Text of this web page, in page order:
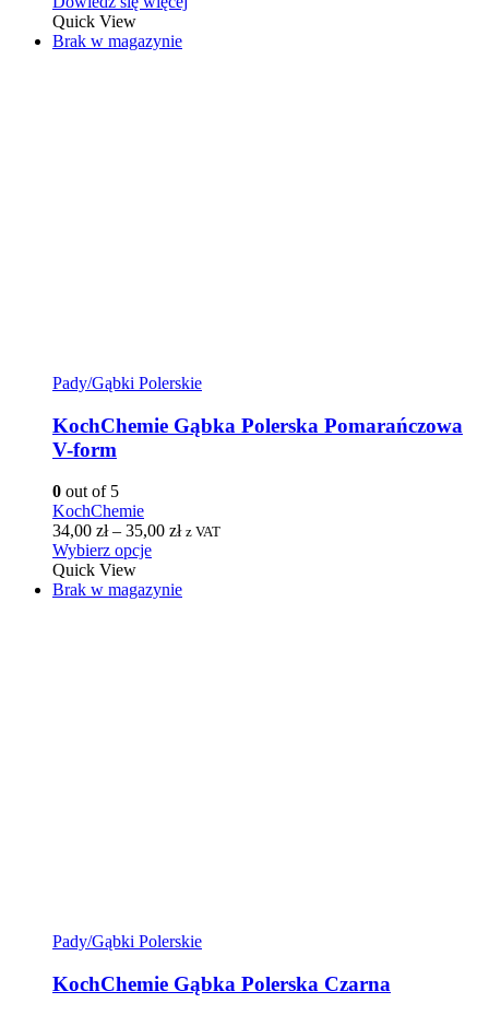
Quick View
Brak w magazynie
Pady/Gąbki Polerskie
KochChemie Gąbka Polerska Pomarańczowa
V-form
0 out of 5
KochChemie
34,00 zł– 35,00 zł z VAT
Wybierz opcje
Quick View
Brak w magazynie
Pady/Gąbki Polerskie
KochChemie Gąbka Polerska Czarna